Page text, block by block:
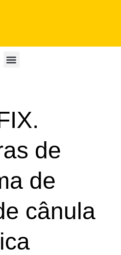
de
de
cânula